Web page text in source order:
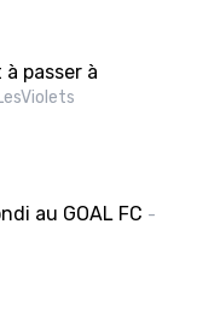
passer à
au GOAL FC -